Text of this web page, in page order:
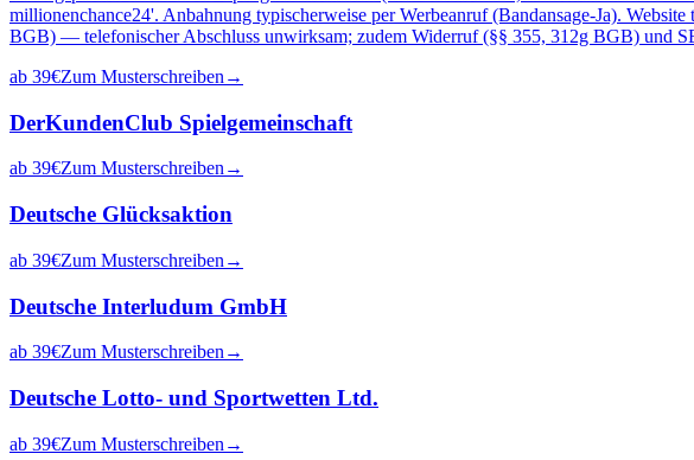
millionenchance24'. Anbahnung typischerweise per Werbeanruf (Bandansage-Ja).
BGB) — telefonischer Abschluss unwirksam; zudem Widerruf (§§ 355, 312g BGB) und
ab 39€Zum Musterschreiben →
DerKundenClub Spielgemeinschaft
ab 39€Zum Musterschreiben →
Deutsche Glücksaktion
ab 39€Zum Musterschreiben →
Deutsche Interludum GmbH
ab 39€Zum Musterschreiben →
Deutsche Lotto- und Sportwetten Ltd.
ab 39€Zum Musterschreiben →